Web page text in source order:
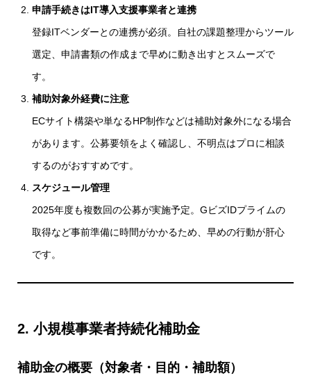
申請手続きはIT導入支援事業者と連携
登録ITベンダーとの連携が必須。自社の課題整理からツール
選定、申請書類の作成まで早めに動き出すとスムーズで
す。
補助対象外経費に注意
ECサイト構築や単なるHP制作などは補助対象外になる場合
があります。公募要領をよく確認し、不明点はプロに相談
するのがおすすめです。
スケジュール管理
2025年度も複数回の公募が実施予定。GビズIDプライムの
取得など事前準備に時間がかかるため、早めの行動が肝心
です。
2. 小規模事業者持続化補助金
補助金の概要（対象者・目的・補助額）